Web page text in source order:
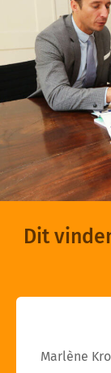
Dit
Marlène